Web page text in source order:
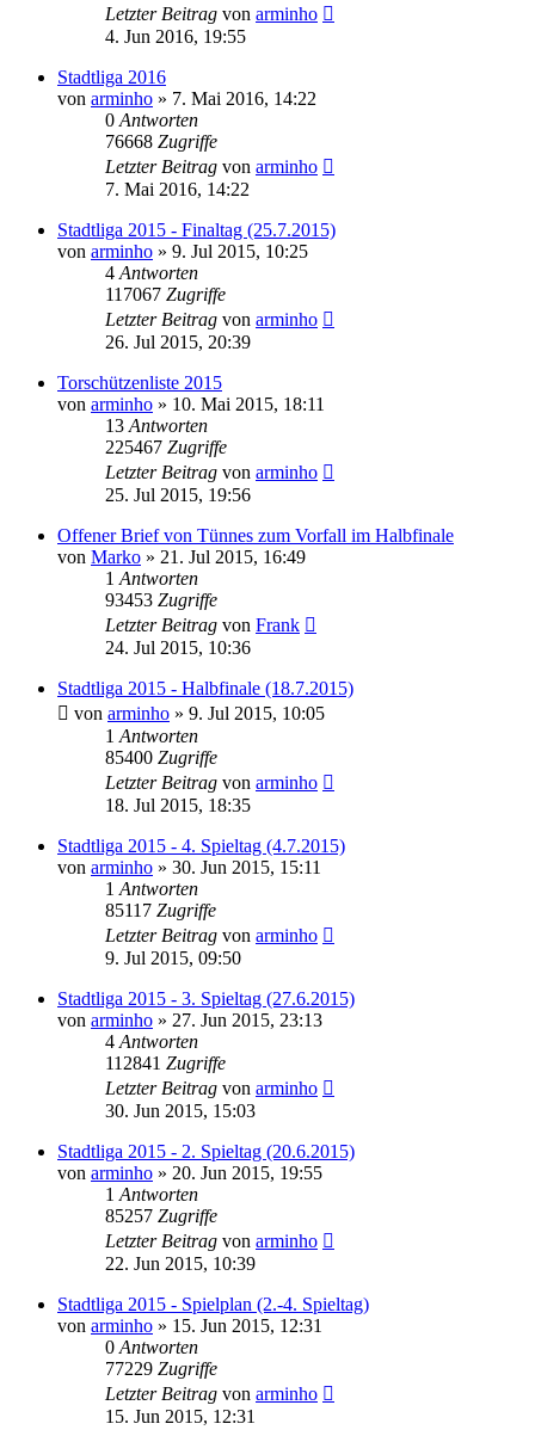
Letzter Beitrag von arminho
4. Jun 2016, 19:55
Stadtliga 2016
von arminho » 7. Mai 2016, 14:22
0 Antworten
76668 Zugriffe
Letzter Beitrag von arminho
7. Mai 2016, 14:22
Stadtliga 2015 - Finaltag (25.7.2015)
von arminho » 9. Jul 2015, 10:25
4 Antworten
117067 Zugriffe
Letzter Beitrag von arminho
26. Jul 2015, 20:39
Torschützenliste 2015
von arminho » 10. Mai 2015, 18:11
13 Antworten
225467 Zugriffe
Letzter Beitrag von arminho
25. Jul 2015, 19:56
Offener Brief von Tünnes zum Vorfall im Halbfinale
von Marko » 21. Jul 2015, 16:49
1 Antworten
93453 Zugriffe
Letzter Beitrag von Frank
24. Jul 2015, 10:36
Stadtliga 2015 - Halbfinale (18.7.2015)
von arminho » 9. Jul 2015, 10:05
1 Antworten
85400 Zugriffe
Letzter Beitrag von arminho
18. Jul 2015, 18:35
Stadtliga 2015 - 4. Spieltag (4.7.2015)
von arminho » 30. Jun 2015, 15:11
1 Antworten
85117 Zugriffe
Letzter Beitrag von arminho
9. Jul 2015, 09:50
Stadtliga 2015 - 3. Spieltag (27.6.2015)
von arminho » 27. Jun 2015, 23:13
4 Antworten
112841 Zugriffe
Letzter Beitrag von arminho
30. Jun 2015, 15:03
Stadtliga 2015 - 2. Spieltag (20.6.2015)
von arminho » 20. Jun 2015, 19:55
1 Antworten
85257 Zugriffe
Letzter Beitrag von arminho
22. Jun 2015, 10:39
Stadtliga 2015 - Spielplan (2.-4. Spieltag)
von arminho » 15. Jun 2015, 12:31
0 Antworten
77229 Zugriffe
Letzter Beitrag von arminho
15. Jun 2015, 12:31